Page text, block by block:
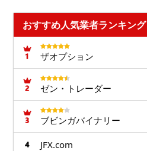
おすすめ人気業者ランキング
ザオプション
ゼン・トレーダー
ブビンガバイナリー
JFX.com